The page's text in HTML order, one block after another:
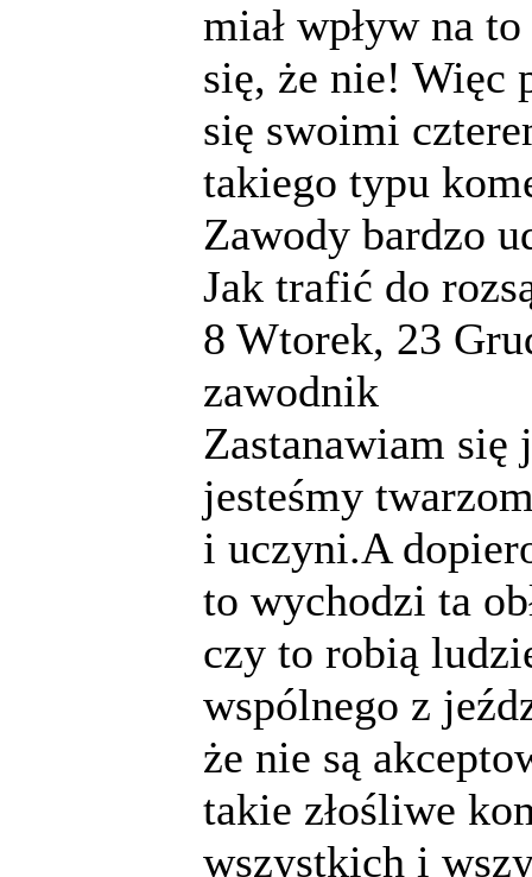
miał wpływ na
się, że nie! Więc
się swoimi
takiego typu
Zawody bardzo
Jak trafić do
8 Wtorek, 23
zawodnik
Zastanawiam się
jesteśmy
i uczyni.A
to wychodzi ta
czy to robią
wspólnego z
że nie są
takie złośliwe
wszystkich i